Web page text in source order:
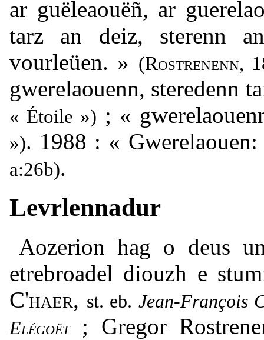
ar guëleaouëñ, ar
tarz an deiz, sterenn
vourleüen. » (Rostrenenn,
gwerelaouenn, steredenn
« Étoile ») ; «
»). 1988 : «
a:26b).
Levrlennadur
Aozerion hag o deus
etrebroadel diouzh e
C'haer, Jean-François
Elégoët; Gregor